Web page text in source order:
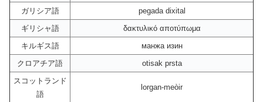
ガリシア語
pegada dixital
ギリシャ語
δακτυλικό αποτύπωμα
キルギス語
манжа изин
クロアチア語
otisak prsta
スコットランド
語
lorgan-meòir